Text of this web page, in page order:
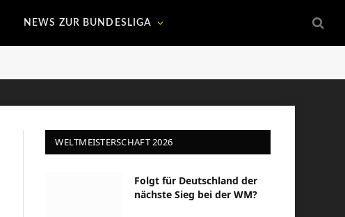
NEWS ZUR BUNDESLIGA
WELTMEISTERSCHAFT 2026
Folgt für Deutschland der
nächste Sieg bei der WM?